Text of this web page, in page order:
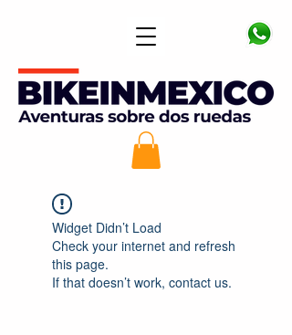
Widget Didn’t Load
Check your internet and refresh
this page.
If that doesn’t work, contact us.